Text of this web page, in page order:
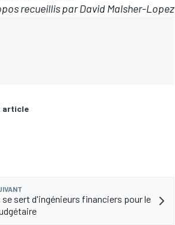
recueillis par David Malsher-Lopez
article
se sert d'ingénieurs financiers pour le